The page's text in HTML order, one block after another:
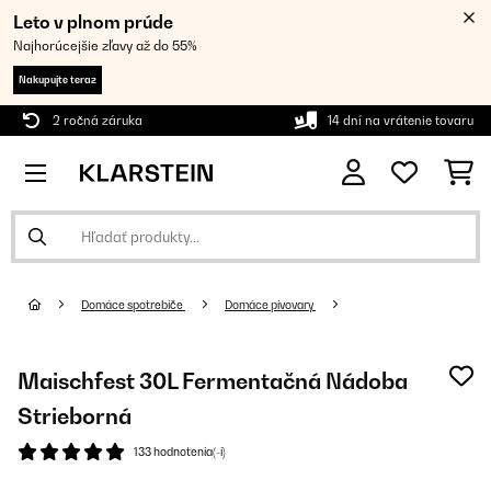
Leto v plnom prúde
Najhorúcejšie zľavy až do 55%
Nakupujte teraz
2 ročná záruka 14 dní na vrátenie tovaru
Domáce spotrebiče Domáce pivovary
Maischfest 30L Fermentačná Nádoba
Strieborná
133 hodnotenia(-í)